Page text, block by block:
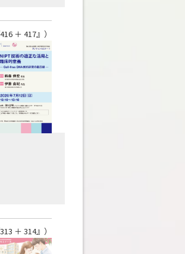
＋ 417』）
＋ 314』）